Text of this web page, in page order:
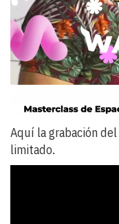
Aquí la grabación
limitado.